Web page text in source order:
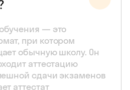
— это
при котором
обычную школу. Он
аттестацию
сдачи экзаменов
аттестат